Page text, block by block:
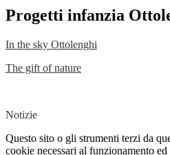
Progetti infanzia
In the sky Ottolenghi
The gift of nature
Notizie
Questo sito o gli strumenti terzi da
cookie necessari al funzionamento